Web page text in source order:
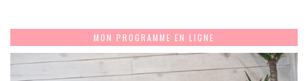
MON PROGRAMME EN LIGNE